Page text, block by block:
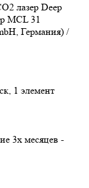
лазер Deep
MCL 31
Германия) /
1 элемент
3х месяцев -